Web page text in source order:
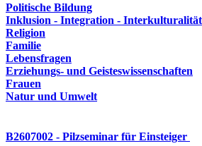
Politische Bildung
Inklusion - Integration - Interkulturalität
Religion
Familie
Lebensfragen
Erziehungs- und Geisteswissenschaften
Frauen
Natur und Umwelt
B2607002 - Pilzseminar für Einsteiger